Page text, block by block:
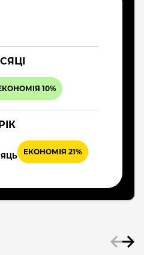
10%
ЕКОНОМІЯ 21%